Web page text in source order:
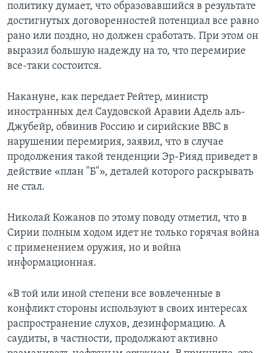
политику думает, что образовавшийся в результате
достигнутых договоренностей потенциал все равно
рано или поздно, но должен сработать. При этом он
выразил большую надежду на то, что перемирие
все-таки состоится.
Накануне, как передает Рейтер, министр
иностранных дел Саудовской Аравии Адель аль-
Джубейр, обвинив Россию и сирийские ВВС в
нарушении перемирия, заявил, что в случае
продолжения такой тенденции Эр-Рияд приведет в
действие «план "Б"», деталей которого раскрывать
не стал.
Николай Кожанов по этому поводу отметил, что в
Сирии полным ходом идет не только горячая война
с применением оружия, но и война
информационная.
«В той или иной степени все вовлеченные в
конфликт стороны используют в своих интересах
распространение слухов, дезинформацию. А
саудиты, в частности, продолжают активно